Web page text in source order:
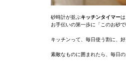
砂時計が並ぶキッチンタイマー
お手伝いの第一歩に「このお砂
キッチンって、毎日使う割に、
素敵なものに囲まれたら、毎日